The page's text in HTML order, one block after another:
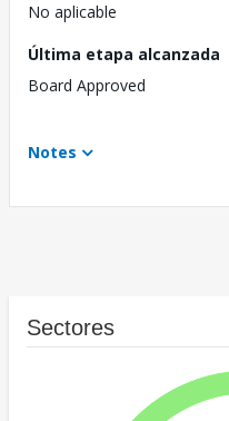
No aplicable
Última etapa alcanzada
Board Approved
Notes
Sectores